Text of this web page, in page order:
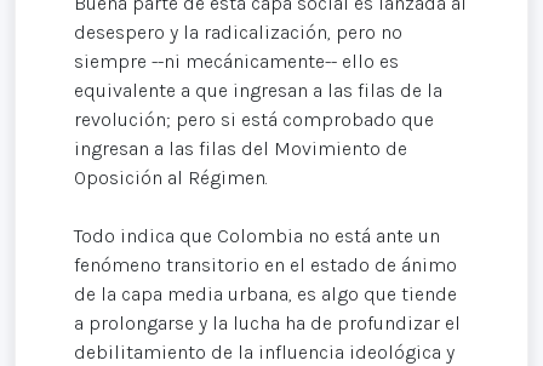
desespero y la radicalización, pero no
siempre --ni mecánicamente-- ello es
equivalente a que ingresan a las filas de la
revolución; pero si está comprobado que
ingresan a las filas del Movimiento de
Oposición al Régimen.
Todo indica que Colombia no está ante un
fenómeno transitorio en el estado de ánimo
de la capa media urbana, es algo que tiende
a prolongarse y la lucha ha de profundizar el
debilitamiento de la influencia ideológica y